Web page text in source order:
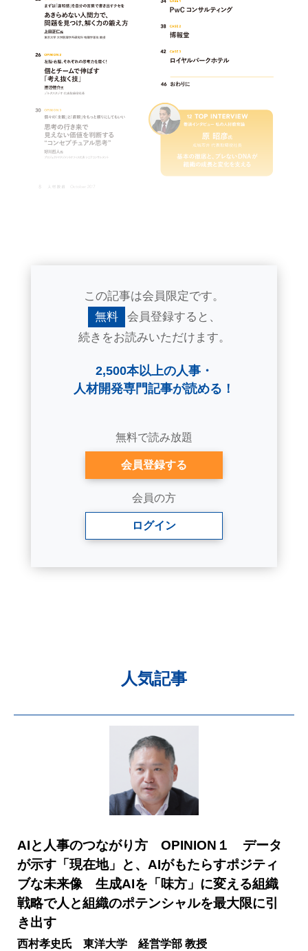
この記事は会員限定です。
無料
会員登録すると、
続きをお読みいただけます。
2,500本以上の人事・
人材開発専門記事が読める！
無料で読み放題
会員登録する
会員の方
ログイン
人気記事
AIと人事のつながり方 OPINION１ データ
が示す「現在地」と、AIがもたらすポジティ
ブな未来像 生成AIを「味方」に変える組織
戦略で人と組織のポテンシャルを最大限に引
き出す
西村孝史氏 東洋大学 経営学部 教授